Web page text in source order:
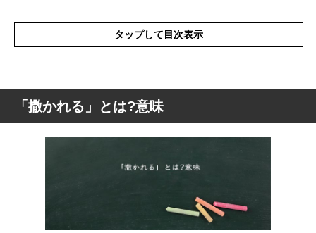
タップして目次表示
「撒かれる」とは?意味
「撒かれる」の類語や類義語・言い換え
「撒かれる」とは?意味